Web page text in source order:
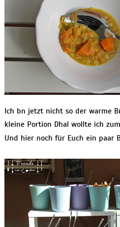
Ich bn jetzt nicht so der warme
kleine Portion Dhal wollte ich
Und hier noch für Euch ein paar